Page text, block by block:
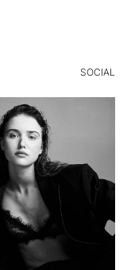
SOCIAL